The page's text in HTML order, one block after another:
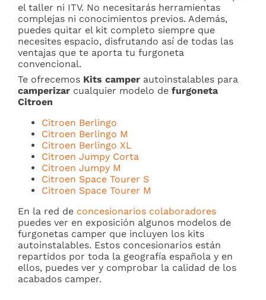
el taller ni ITV. No necesitarás herramientas
complejas ni conocimientos previos. Además,
puedes quitar el kit completo siempre que
necesites espacio, disfrutando así de todas las
ventajas que te aporta tu furgoneta
convencional.
Te ofrecemos Kits camper autoinstalables para
camperizar cualquier modelo de furgoneta
Citroen
Citroen Berlingo
Citroen Berlingo M
Citroen Berlingo XL
Citroen Jumpy Corta
Citroen Jumpy M
Citroen Space Tourer S
Citroen Space Tourer M
En la red de concesionarios colaboradores
puedes ver en exposición algunos modelos de
furgonetas camper que incluyen los kits
autoinstalables. Estos concesionarios están
repartidos por toda la geografía española y en
ellos, puedes ver y comprobar la calidad de los
acabados camper.